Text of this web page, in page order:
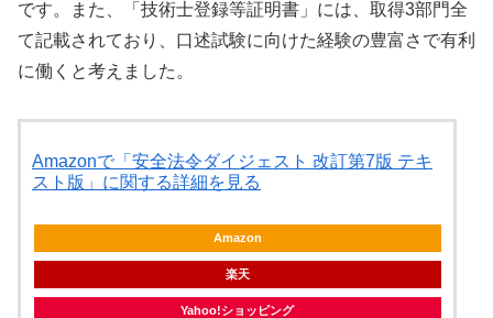
です。また、「技術士登録等証明書」には、取得3部門全
て記載されており、口述試験に向けた経験の豊富さで有利
に働くと考えました。
Amazonで「安全法令ダイジェスト 改訂第7版 テキ
スト版」に関する詳細を見る
Amazon
楽天
Yahoo!ショッピング